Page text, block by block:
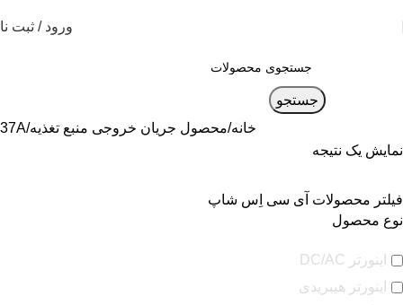
ورود / ثبت
جستجو
خانه محصول جریان خروجی منبع تغذیه 37A
نمایش یک نتیجه
فیلتر محصولات آی سی اِس شاپ
نوع محصول
اینورتر DC/AC
اینورتر هیبریدی